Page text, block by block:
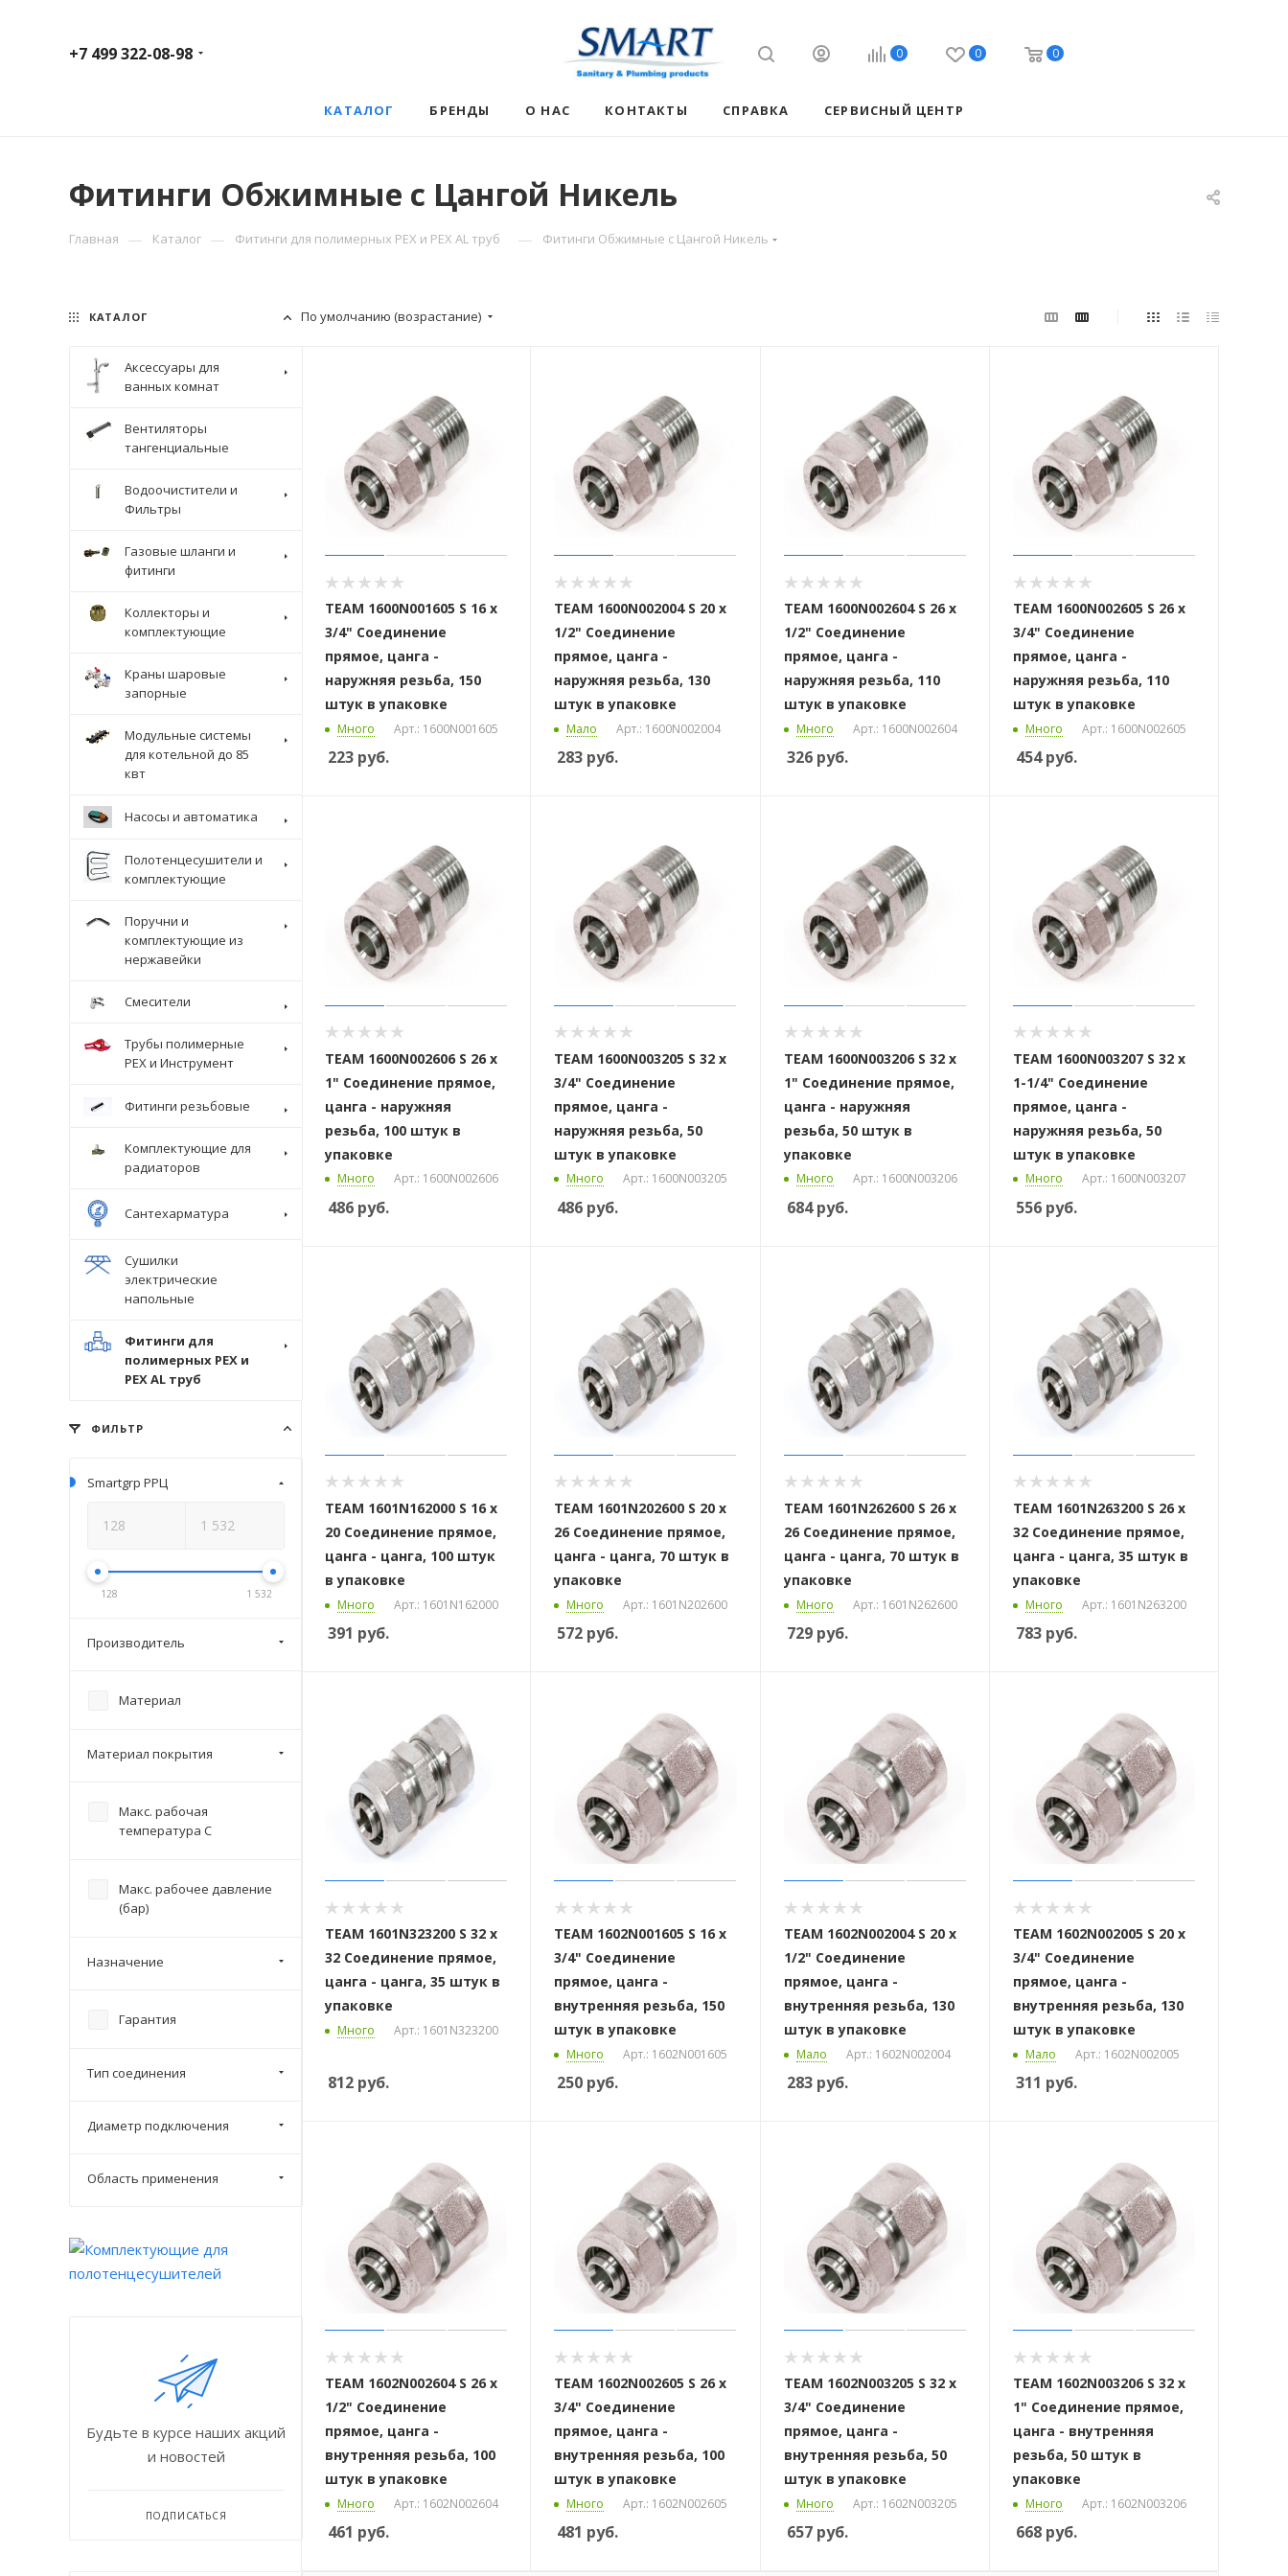
+7 499 322-08-98 0 0 0
КАТАЛОГ БРЕНДЫ О НАС КОНТАКТЫ СПРАВКА СЕРВИСНЫЙ ЦЕНТР
Фитинги Обжимные с Цангой Никель
Главная — Каталог — Фитинги для полимерных PEX и PEX AL труб — Фитинги Обжимные с Цангой Никель
По умолчанию (возрастание)
ТЕАМ 1600N001605 S 16 x
3/4" Соединение
прямое, цанга -
наружняя резьба, 150
штук в упаковке
Много Арт.: 1600N001605
223 руб.
ТЕАМ 1600N002004 S 20 x
1/2" Соединение
прямое, цанга -
наружняя резьба, 130
штук в упаковке
Мало Арт.: 1600N002004
283 руб.
ТЕАМ 1600N002604 S 26 x
1/2" Соединение
прямое, цанга -
наружняя резьба, 110
штук в упаковке
Много Арт.: 1600N002604
326руб.
ТЕАМ 1600N002605 S 26 x
3/4" Соединение
прямое, цанга -
наружняя резьба, 110
штук в упаковке
Много Арт.: 1600N002605
454руб.
ТЕАМ 1600N002606 S 26 x
1" Соединение прямое,
цанга - наружняя
резьба, 100 штук в
упаковке
Много Арт.: 1600N002606
486 руб.
ТЕАМ 1600N003205 S 32 x
3/4" Соединение
прямое, цанга -
наружняя резьба, 50
штук в упаковке
Много Арт.: 1600N003205
486 руб.
ТЕАМ 1600N003206 S 32 x
1" Соединение прямое,
цанга - наружняя
резьба, 50 штук в
упаковке
Много Арт.: 1600N003206
684руб.
ТЕАМ 1600N003207 S 32 x
1-1/4" Соединение
прямое, цанга -
наружняя резьба, 50
штук в упаковке
Много Арт.: 1600N003207
556руб.
ТЕАМ 1601N162000 S 16 х
20 Соединение прямое,
цанга - цанга, 100 штук
в упаковке
Много Арт.: 1601N162000
391 руб.
ТЕАМ 1601N202600 S 20 x
26 Соединение прямое,
цанга - цанга, 70 штук в
упаковке
Много Арт.: 1601N202600
572 руб.
ТЕАМ 1601N262600 S 26 x
26 Соединение прямое,
цанга - цанга, 70 штук в
упаковке
Много Арт.: 1601N262600
729руб.
ТЕАМ 1601N263200 S 26 x
32 Соединение прямое,
цанга - цанга, 35 штук в
упаковке
Много Арт.: 1601N263200
783руб.
ТЕАМ 1601N323200 S 32 x
32 Соединение прямое,
цанга - цанга, 35 штук в
упаковке
Много Арт.: 1601N323200
812 руб.
ТЕАМ 1602N001605 S 16 x
3/4" Соединение
прямое, цанга -
внутренняя резьба, 150
штук в упаковке
Много Арт.: 1602N001605
250 руб.
ТЕАМ 1602N002004 S 20 x
1/2" Соединение
прямое, цанга -
внутренняя резьба, 130
штук в упаковке
Мало Арт.: 1602N002004
283руб.
ТЕАМ 1602N002005 S 20 x
3/4" Соединение
прямое, цанга -
внутренняя резьба, 130
штук в упаковке
Мало Арт.: 1602N002005
311 руб.
ТЕАМ 1602N002604 S 26 x
1/2" Соединение
прямое, цанга -
внутренняя резьба, 100
штук в упаковке
Много Арт.: 1602N002604
461 руб.
ТЕАМ 1602N002605 S 26 x
3/4" Соединение
прямое, цанга -
внутренняя резьба, 100
штук в упаковке
Много Арт.: 1602N002605
481 руб.
ТЕАМ 1602N003205 S 32 x
3/4" Соединение
прямое, цанга -
внутренняя резьба, 50
штук в упаковке
Много Арт.: 1602N003205
657руб.
ТЕАМ 1602N003206 S 32 x
1" Соединение прямое,
цанга - внутренняя
резьба, 50 штук в
упаковке
Много Арт.: 1602N003206
668руб.
КАТАЛОГ
Аксессуары для
ванных комнат
Вентиляторы
тангенциальные
Водоочистители и
Фильтры
Газовые шланги и
фитинги
Коллекторы и
комплектующие
Краны шаровые
запорные
Модульные системы
для котельной до 85
квт
Насосы и автоматика
Полотенцесушители и
комплектующие
Поручни и
комплектующие из
нержавейки
Крепеж стоек для поручня
Смесители
Трубы полимерные
PEX и Инструмент
Фитинги резьбовые
Комплектующие для
радиаторов
Сантехарматура
Сушилки
электрические
напольные
Фитинги для
полимерных PEX и
PEX AL труб
ФИЛЬТР
Smartgrp РРЦ
128 1 532
Производитель
Материал
Материал покрытия
Макс. рабочая
температура С
Макс. рабочее давление
(бар)
Назначение
Гарантия
Тип соединения
Диаметр подключения
Область применения
Будьте в курсе наших акций
и новостей
ПОДПИСАТЬСЯ